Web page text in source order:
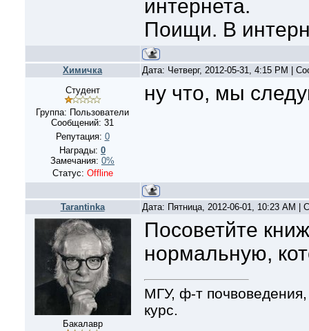
интернета.
Поищи. В
Xимичка
Дата: Четверг, 2012-05-31, 4:15 PM |
Студент
Группа: Пользователи
Сообщений: 31
Репутация: 0
Награды: 0
Замечания: 0%
Статус: Offline
ну что, мы
Tarantinka Дата: Пятница, 2012-06-01, 10:23 AM |
Бакалавр
Посоветйте
нормальную,
МГУ, ф-т
курс.